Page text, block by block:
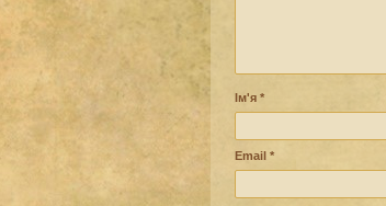
Ім'я *
Email *